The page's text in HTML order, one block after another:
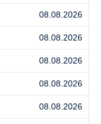
08.08.2026
08.08.2026
08.08.2026
08.08.2026
08.08.2026